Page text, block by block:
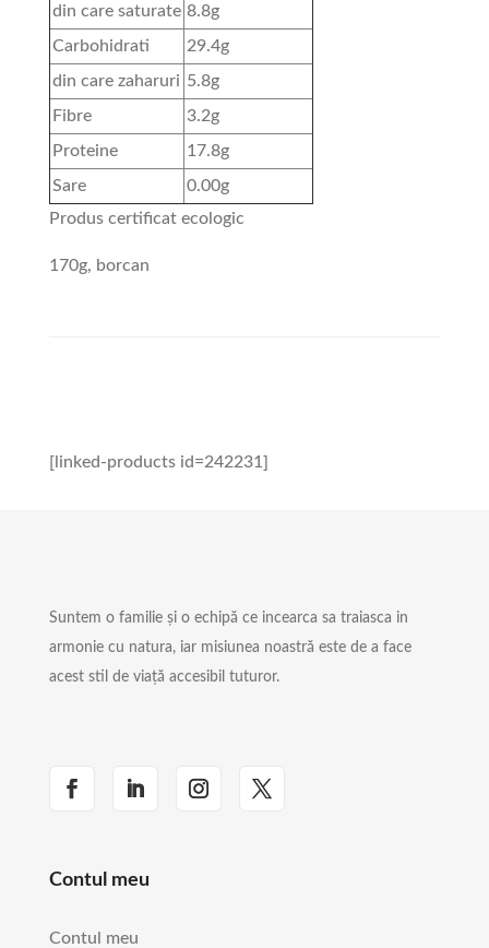
din care saturate 8.8g
Carbohidrati
29.4g
din care zaharuri 5.8g
Fibre
3.2g
Proteine
17.8g
Sare
0.00g
Produs certificat ecologic
170g, borcan
[linked-products id=242231]
Suntem o familie și o echipă ce incearca sa traiasca in
armonie cu natura, iar misiunea noastră este de a face
acest stil de viață accesibil tuturor.
Contul meu
Contul meu